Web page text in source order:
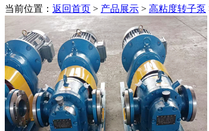
当前位置： 返回首页 > 产品展示 > 高粘度转子泵